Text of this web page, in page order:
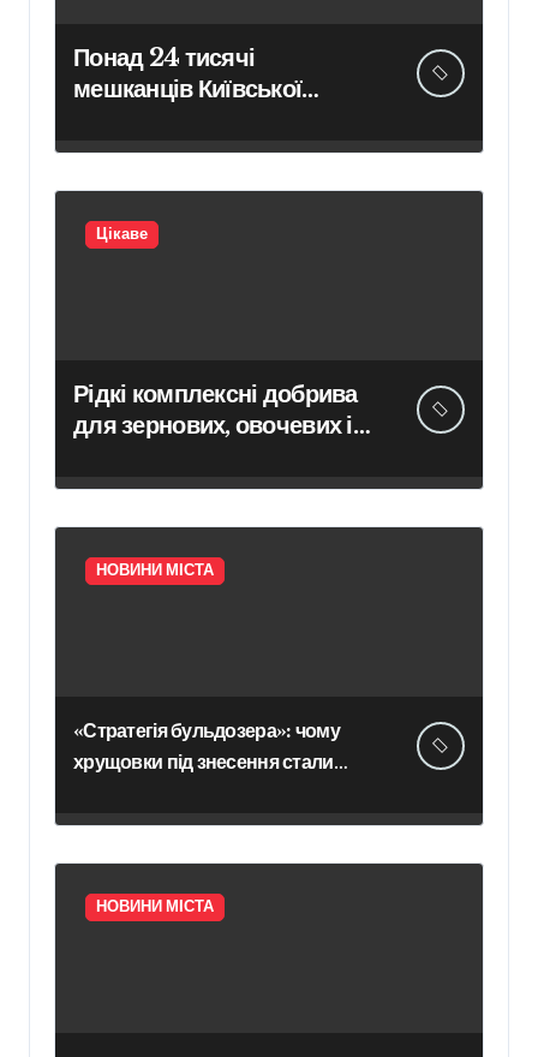
Понад 24 тисячі
мешканців Київської
здоров’я в межах програми
«Скринінг здоров’я 40+»
Цікаве
Рідкі комплексні добрива
для зернових, овочевих і
особливості вибору
НОВИНИ МІСТА
«Стратегія бульдозера»: чому
хрущовки під знесення стали
нерухомості України
НОВИНИ МІСТА